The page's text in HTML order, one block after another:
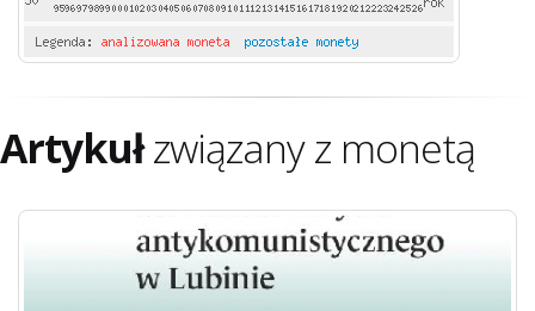
Artykułzwiązany z monetą